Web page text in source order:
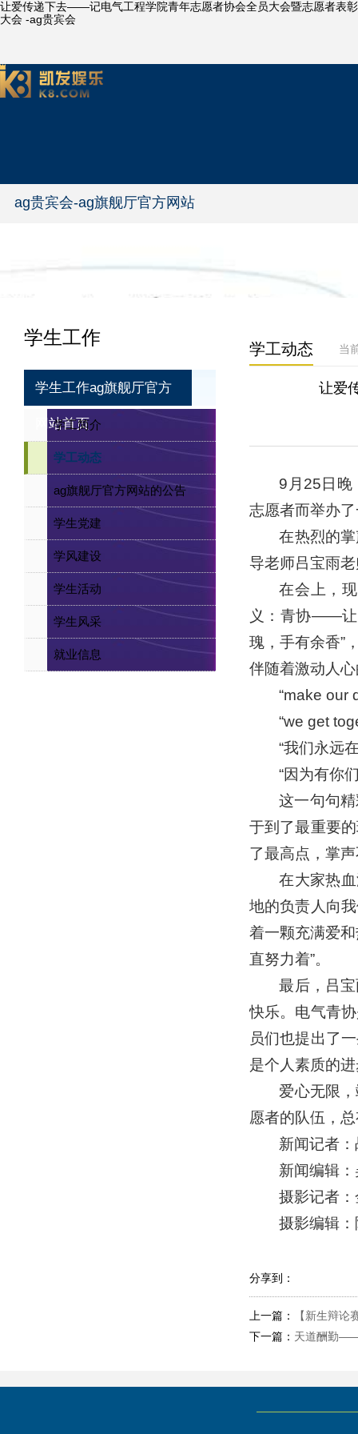
让爱传递下去——记电气工程学院青年志愿者协会全员大会暨志愿者表彰
大会 -ag贵宾会
ag贵宾会-ag旗舰厅官方网站
学生工作
学生工作ag旗舰厅官方
网站首页
学工简介
学工动态
ag旗舰厅官方网站的公告
学生党建
学风建设
学生活动
学生风采
就业信息
学工动态 当
让爱
9月25日晚
志愿者而举办
在热烈的
导老师吕宝雨
在会上，
义：青协——让
瑰，手有余香”
伴随着激动人
“make our
“we get
“我们永远
“因为有你
这一句句
于到了最重要
了最高点，掌
在大家热
地的负责人向
着一颗充满爱
直努力着”。
最后，吕
快乐。电气青
员们也提出了
是个人素质的
爱心无限
愿者的队伍，
新闻记者
新闻编辑
摄影记者
摄影编辑
分享到：
上一篇：
【新生辩
下一篇： 天道酬勤——